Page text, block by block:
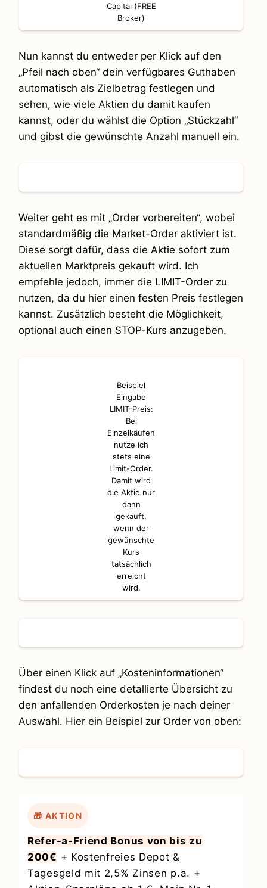
Capital (FREE
Broker)
Nun kannst du entweder per Klick auf den
„Pfeil nach oben“ dein verfügbares Guthaben
automatisch als Zielbetrag festlegen und
sehen, wie viele Aktien du damit kaufen
kannst, oder du wählst die Option „Stückzahl“
und gibst die gewünschte Anzahl manuell ein.
Weiter geht es mit „Order vorbereiten“, wobei
standardmäßig die Market-Order aktiviert ist.
Diese sorgt dafür, dass die Aktie sofort zum
aktuellen Marktpreis gekauft wird. Ich
empfehle jedoch, immer die LIMIT-Order zu
nutzen, da du hier einen festen Preis festlegen
kannst. Zusätzlich besteht die Möglichkeit,
optional auch einen STOP-Kurs anzugeben.
Beispiel
Eingabe
LIMIT-Preis:
Bei
Einzelkäufen
nutze ich
stets eine
Limit-Order.
Damit wird
die Aktie nur
dann
gekauft,
wenn der
gewünschte
Kurs
tatsächlich
erreicht
wird.
Über einen Klick auf „Kosteninformationen“
findest du noch eine detallierte Übersicht zu
den anfallenden Orderkosten je nach deiner
Auswahl. Hier ein Beispiel zur Order von oben:
🎁 AKTION
Refer-a-Friend Bonus von bis zu
200€ + Kostenfreies Depot &
Tagesgeld mit 2,5% Zinsen p.a. +